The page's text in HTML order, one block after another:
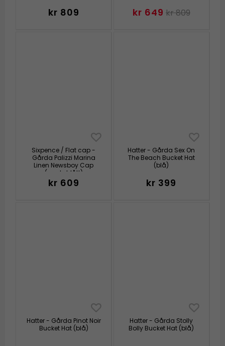
kr 809 kr 649 kr 809
Sixpence / Flat cap -
Gårda Palizzi Marina
Linen Newsboy Cap
(mørkeblått)
kr 609
Hatter - Gårda Sex On
The Beach Bucket Hat
(blå)
kr 399
Hatter - Gårda Pinot Noir
Bucket Hat (blå)
Hatter - Gårda Stolly
Bolly Bucket Hat (blå)